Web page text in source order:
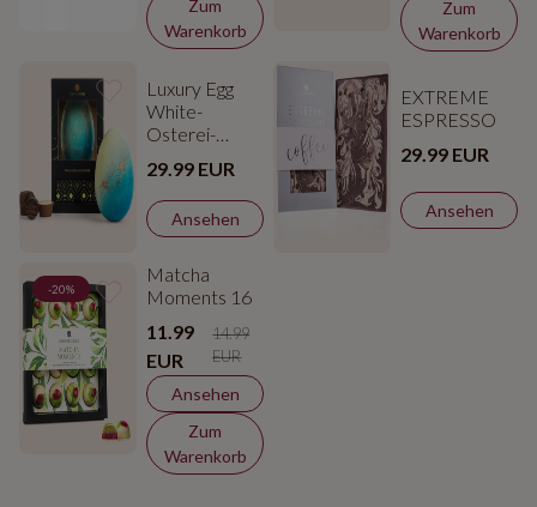
Zum
Warenkorb
Zum
Warenkorb
Luxury Egg
White-
Osterei-
29.99 EUR
Ansehen
EXTREME
ESPRESSO
29.99 EUR
Ansehen
-20%
Matcha
Moments 16
11.99
EUR
14.99
EUR
Ansehen
Zum
Warenkorb